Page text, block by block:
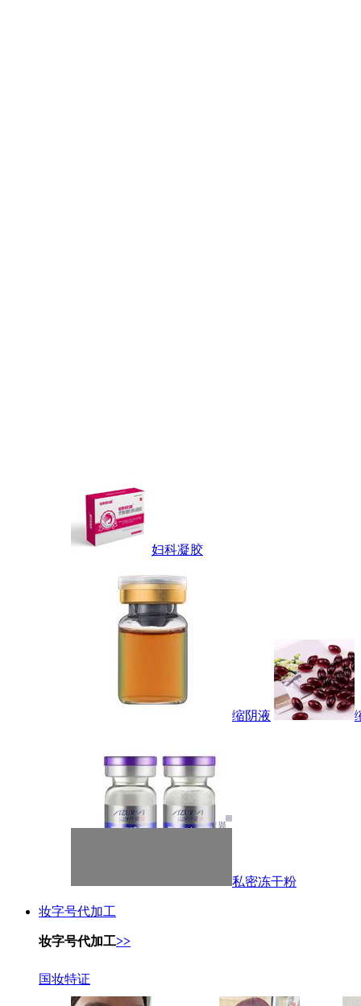
妇科凝胶
缩阴液
私密冻干粉
妆字号代加工
妆字号代加工>>
国妆特证